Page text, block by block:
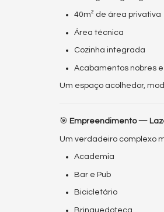
40m² de área privativa
Área técnica
Cozinha integrada
Acabamentos nobres
Um espaço acolhedor,
🎯 Empreendimento —
Um verdadeiro complexo
Academia
Bar e Pub
Bicicletário
Brinquedoteca